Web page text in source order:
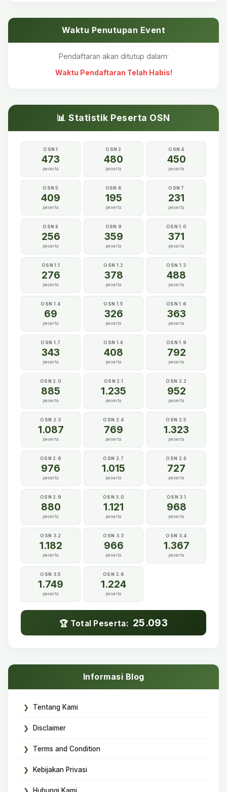
Waktu Penutupan Event
Pendaftaran akan ditutup dalam:
Waktu Pendaftaran Telah Habis!
📊 Statistik Peserta OSN
OSN 1
473
peserta
OSN 2
480
peserta
OSN 4
450
peserta
OSN 5
409
peserta
OSN 6
195
peserta
OSN 7
231
peserta
OSN 8
256
peserta
OSN 9
359
peserta
OSN 1.0
371
peserta
OSN 1.1
276
peserta
OSN 1.2
378
peserta
OSN 1.3
488
peserta
OSN 1.4
69
peserta
OSN 1.5
326
peserta
OSN 1.6
363
peserta
OSN 1.7
343
peserta
OSN 1.8
408
peserta
OSN 1.9
792
peserta
OSN 2.0
885
peserta
OSN 2.1
1.235
peserta
OSN 2.2
952
peserta
OSN 2.3
1.087
peserta
OSN 2.4
769
peserta
OSN 2.5
1.323
peserta
OSN 2.6
976
peserta
OSN 2.7
1.015
peserta
OSN 2.8
727
peserta
OSN 2.9
880
peserta
OSN 3.0
1.121
peserta
OSN 3.1
968
peserta
OSN 3.2
1.182
peserta
OSN 3.3
966
peserta
OSN 3.4
1.367
peserta
OSN 3.5
1.749
peserta
OSN 3.6
1.224
peserta
🏆 Total Peserta: 25.093
Informasi Blog
Tentang Kami
Disclaimer
Terms and Condition
Kebijakan Privasi